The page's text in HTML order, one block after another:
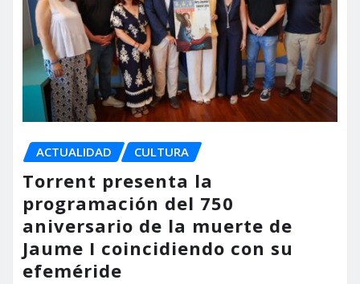
ACTUALIDAD CULTURA
Torrent presenta la
programación del 750
aniversario de la muerte de
Jaume I coincidiendo con su
efeméride